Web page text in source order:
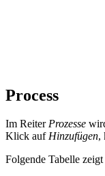
Process
Im ReiterProzesse
Klick aufHinzufügen,
Folgende Tabelle